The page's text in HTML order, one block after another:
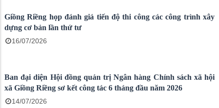
Giồng Riềng họp đánh giá tiến độ thi công các công trình xây
dựng cơ bản lần thứ tư
16/07/2026
Ban đại diện Hội đồng quản trị Ngân hàng Chính sách xã hội
xã Giồng Riềng sơ kết công tác 6 tháng đầu năm 2026
14/07/2026